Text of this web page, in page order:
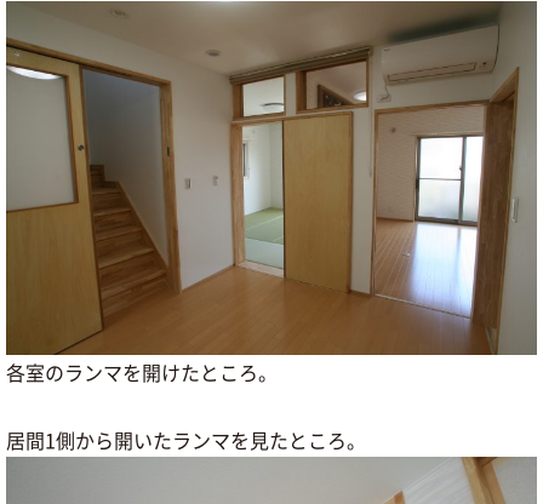
各室のランマを開けたところ。
居間1側から開いたランマを見たところ。